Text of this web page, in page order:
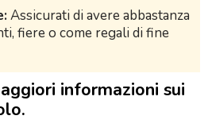
Assicurati di avere abbastanza
fiere o come regali di fine
informazioni sui